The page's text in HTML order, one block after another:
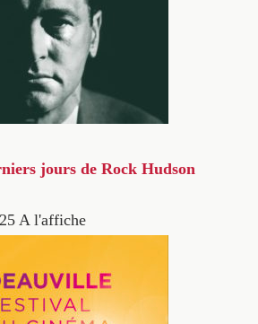
jours de Rock Hudson
A l'affiche